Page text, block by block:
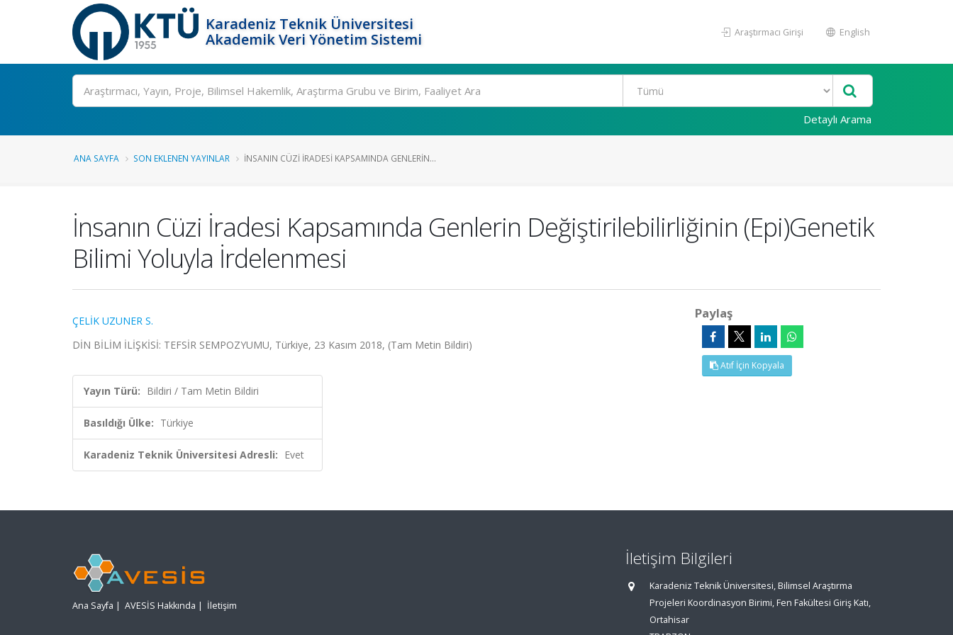
Karadeniz Teknik Üniversitesi
Akademik Veri Yönetim Sistemi
Araştırmacı Girişi English
Ara
Detaylı Arama
ANA SAYFA SON EKLENEN YAYINLAR İNSANIN CÜZI İRADESI KAPSAMINDA GENLERIN...
İnsanın Cüzi İradesi Kapsamında Genlerin Değiştirilebilirliğinin (Epi)Genetik
Bilimi Yoluyla İrdelenmesi
ÇELİK UZUNER S.
DİN BİLİM İLİŞKİSİ: TEFSİR SEMPOZYUMU, Türkiye, 23 Kasım 2018, (Tam Metin Bildiri)
Yayın Türü: Bildiri / Tam Metin Bildiri
Basıldığı Ülke: Türkiye
Karadeniz Teknik Üniversitesi Adresli: Evet
Paylaş
Atıf İçin Kopyala
Ana Sayfa | AVESİS Hakkında | İletişim
İletişim Bilgileri
Karadeniz Teknik Üniversitesi, Bilimsel Araştırma
Projeleri Koordinasyon Birimi, Fen Fakültesi Giriş Katı,
Ortahisar